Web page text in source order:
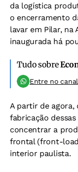
da logística
o encerramento
lavar em Pilar, na
inaugurada há
Tudo sobre
Entre no
A partir de agora,
fabricação
concentrar a
frontal (front-
interior paulista.